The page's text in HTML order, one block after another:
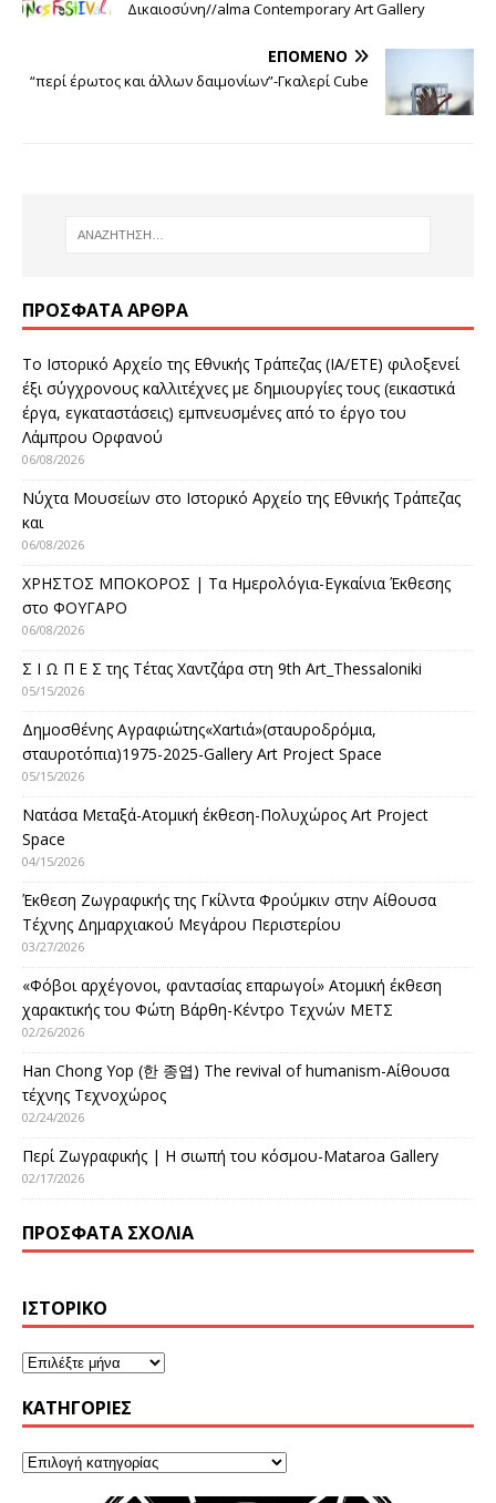
Δικαιοσύνη//alma Contemporary Art Gallery
ΕΠΌΜΕΝΟ
“περί έρωτος και άλλων δαιμονίων”-Γκαλερί Cube
ΠΡΌΣΦΑΤΑ ΆΡΘΡΑ
Το Ιστορικό Αρχείο της Εθνικής Τράπεζας (ΙΑ/ΕΤΕ) φιλοξενεί
έξι σύγχρονους καλλιτέχνες με δημιουργίες τους (εικαστικά
έργα, εγκαταστάσεις) εμπνευσμένες από το έργο του
Λάμπρου Ορφανού
06/08/2026
Νύχτα Μουσείων στο Ιστορικό Αρχείο της Εθνικής Τράπεζας
και
06/08/2026
ΧΡΗΣΤΟΣ ΜΠΟΚΟΡΟΣ | Τα Ημερολόγια-Εγκαίνια Έκθεσης
στο ΦΟΥΓΑΡΟ
06/08/2026
Σ Ι Ω Π Ε Σ της Τέτας Χαντζάρα στη 9th Art_Thessaloniki
05/15/2026
Δημοσθένης Αγραφιώτης«Xαrtιά»(σταυροδρόμια,
σταυροτόπια)1975-2025-Gallery Art Project Space
05/15/2026
Νατάσα Μεταξά-Ατομική έκθεση-Πολυχώρος Art Project
Space
04/15/2026
Έκθεση Ζωγραφικής της Γκίλντα Φρούμκιν στην Αίθουσα
Τέχνης Δημαρχιακού Μεγάρου Περιστερίου
03/27/2026
«Φόβοι αρχέγονοι, φαντασίας επαρωγοί» Ατομική έκθεση
χαρακτικής του Φώτη Βάρθη-Κέντρο Τεχνών ΜΕΤΣ
02/26/2026
Han Chong Yop (한 종엽) The revival of humanism-Αίθουσα
τέχνης Τεχνοχώρος
02/24/2026
Περί Ζωγραφικής | Η σιωπή του κόσμου-Mataroa Gallery
02/17/2026
ΠΡΌΣΦΑΤΑ ΣΧΌΛΙΑ
ΙΣΤΟΡΙΚΌ
KΑΤΗΓΟΡΊΕΣ